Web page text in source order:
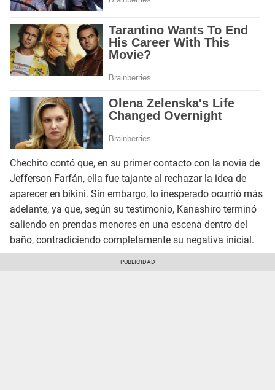
Chechito contó que, en su primer contacto con la novia de
Jefferson Farfán, ella fue tajante al rechazar la idea de
aparecer en bikini. Sin embargo, lo inesperado ocurrió más
adelante, ya que, según su testimonio, Kanashiro terminó
saliendo en prendas menores en una escena dentro del
baño, contradiciendo completamente su negativa inicial.